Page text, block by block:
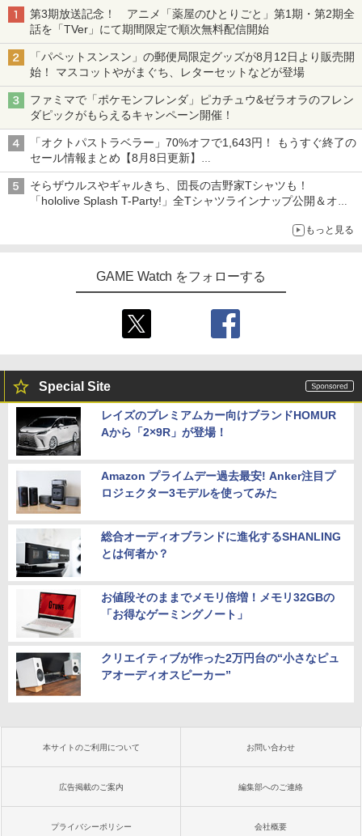
第3期放送記念！ アニメ「薬屋のひとりごと」第1期・第2期全
話を「TVer」にて期間限定で順次無料配信開始
「パペットスンスン」の郵便局限定グッズが8月12日より販売開
始！ マスコットやがまぐち、レターセットなどが登場
ファミマで「ポケモンフレンダ」ピカチュウ&ゼラオラのフレン
ダピックがもらえるキャンペーン開催！
「オクトパストラベラー」70%オフで1,643円！ もうすぐ終了の
セール情報まとめ【8月8日更新】
ニンテンドーeショップでは「大神 絶景版」が67%オフで990円
そらザウルスやギャルきち、団長の吉野家Tシャツも！
「hololive Splash T-Party!」全Tシャツラインナップ公開＆オン
もっと見る
GAME Watch をフォローする
Special Site
レイズのプレミアムカー向けブランドHOMUR
Aから「2×9R」が登場！
Amazon プライムデー過去最安! Anker注目プ
ロジェクター3モデルを使ってみた
総合オーディオブランドに進化するSHANLING
とは何者か？
お値段そのままでメモリ倍増！メモリ32GBの
「お得なゲーミングノート」
クリエイティブが作った2万円台の“小さなピュ
アオーディオスピーカー”
本サイトのご利用について お問い合わせ
広告掲載のご案内 編集部へのご連絡
プライバシーポリシー 会社概要